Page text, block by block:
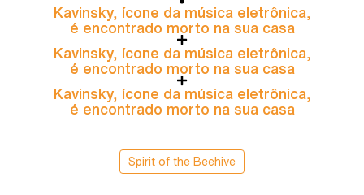
Kavinsky, ícone da música eletrônica,
é encontrado morto na sua casa
Kavinsky, ícone da música eletrônica,
é encontrado morto na sua casa
Kavinsky, ícone da música eletrônica,
é encontrado morto na sua casa
Spirit of the Beehive